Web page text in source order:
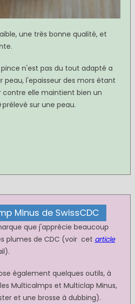
une très bonne qualité, et
n'est pas du tout adapté a
peau, l'epaisseur des mors étant
contre elle maintient bien un
prélevé sur une peau.
Minus de SwissCDC
que j'apprécie beaucoup
plumes de CDC (voir cet article
également quelques outils, à
Multicalmps et Multiclap Minus,
et une brosse à dubbing).